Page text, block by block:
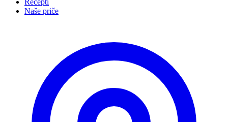
Recepti
Naše priče